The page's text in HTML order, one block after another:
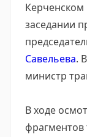
заседании
Савельева.
министр
В ходе
фрагментов